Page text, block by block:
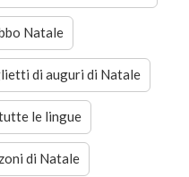
Natale
di auguri di Natale
le lingue
di Natale